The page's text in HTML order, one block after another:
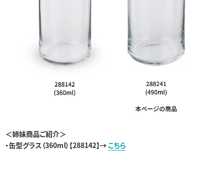
＜姉妹商品ご紹介＞
・缶型グラス（360ml） 【288142】→ こちら